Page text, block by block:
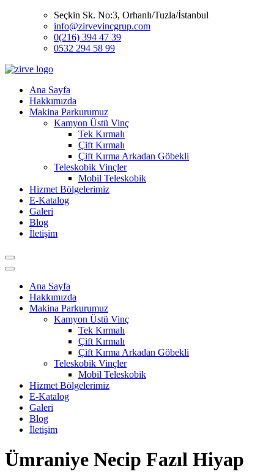
Seçkin Sk. No:3, Orhanlı/Tuzla/İstanbul
info@zirvevincgrup.com
0(216) 394 47 39
0532 294 58 99
Ana Sayfa
Hakkımızda
Makina Parkurumuz
Kamyon Üstü Vinç
Tek Kırmalı
Çift Kırmalı
Çift Kırma Arkadan Göbekli
Teleskobik Vinçler
Mobil Teleskobik
Hizmet Bölgelerimiz
E-Katalog
Galeri
Blog
İletişim
Ana Sayfa
Hakkımızda
Makina Parkurumuz
Kamyon Üstü Vinç
Tek Kırmalı
Çift Kırmalı
Çift Kırma Arkadan Göbekli
Teleskobik Vinçler
Mobil Teleskobik
Hizmet Bölgelerimiz
E-Katalog
Galeri
Blog
İletişim
Ümraniye Necip Fazıl Hiyap